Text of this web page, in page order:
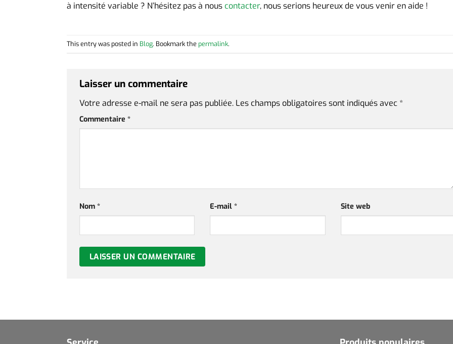
à intensité variable ? N’hésitez pas à nous contacter, nous serions heureux de vous venir en aide !
This entry was posted in Blog. Bookmark the permalink.
Laisser un commentaire
Votre adresse e-mail ne sera pas publiée. Les champs obligatoires sont indiqués avec *
Commentaire *
Nom * E-mail* Site web